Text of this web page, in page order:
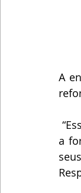
A
“Essa entrega vai muito além dos equipamentos. É sobre gerar oportunidades, apoiar
a